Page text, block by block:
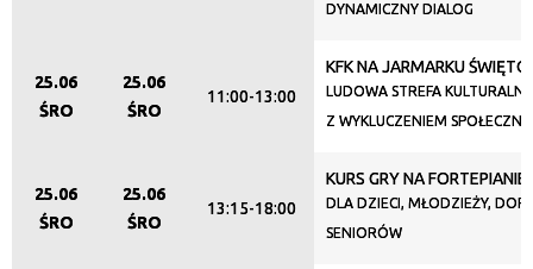
DYNAMICZNY DIALOG
25.06
ŚRO
25.06
ŚRO
11:00-13:00
KFK NA JARMARKU
LUDOWA STREFA
Z WYKLUCZENIEM
25.06
ŚRO
25.06
ŚRO
13:15-18:00
KURS GRY NA FORTEPIANIE
DLA DZIECI, MŁODZIEŻY,
SENIORÓW